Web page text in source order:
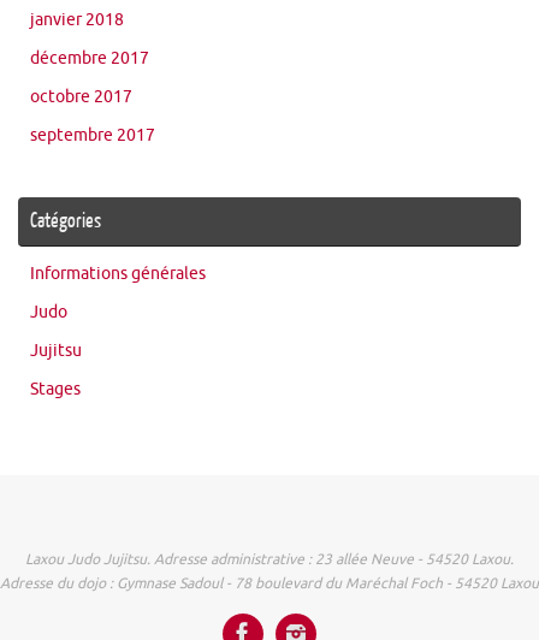
janvier 2018
décembre 2017
octobre 2017
septembre 2017
Catégories
Informations générales
Judo
Jujitsu
Stages
Laxou Judo Jujitsu. Adresse administrative : 23 allée Neuve - 54520 Laxou.
Adresse du dojo : Gymnase Sadoul - 78 boulevard du Maréchal Foch - 54520 Laxou